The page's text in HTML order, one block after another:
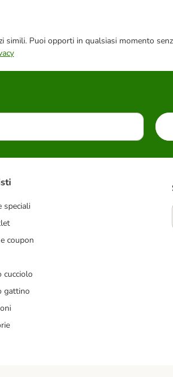
Puoi opporti in qualsiasi momento
speciali
coupon
gattino